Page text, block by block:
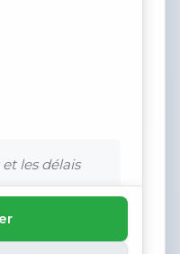
les délais